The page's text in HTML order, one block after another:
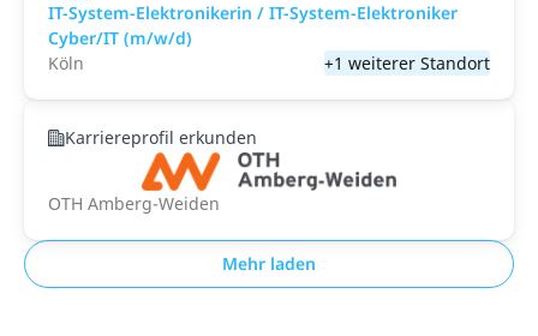
IT-System-Elektronikerin / IT-System-Elektroniker
Cyber/IT (m/w/d)
Köln
+1 weiterer Standort
Karriereprofil erkunden
OTH Amberg-Weiden
Mehr laden